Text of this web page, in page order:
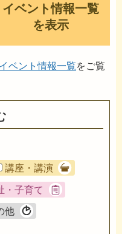
イベント情報一覧
を表示
イベント情報一覧をご覧
講座・講演
・子育て
他